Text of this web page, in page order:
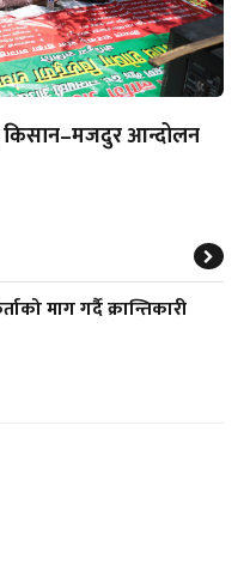
किसान–मजदुर आन्दोलन
माग गर्दै क्रान्तिकारी